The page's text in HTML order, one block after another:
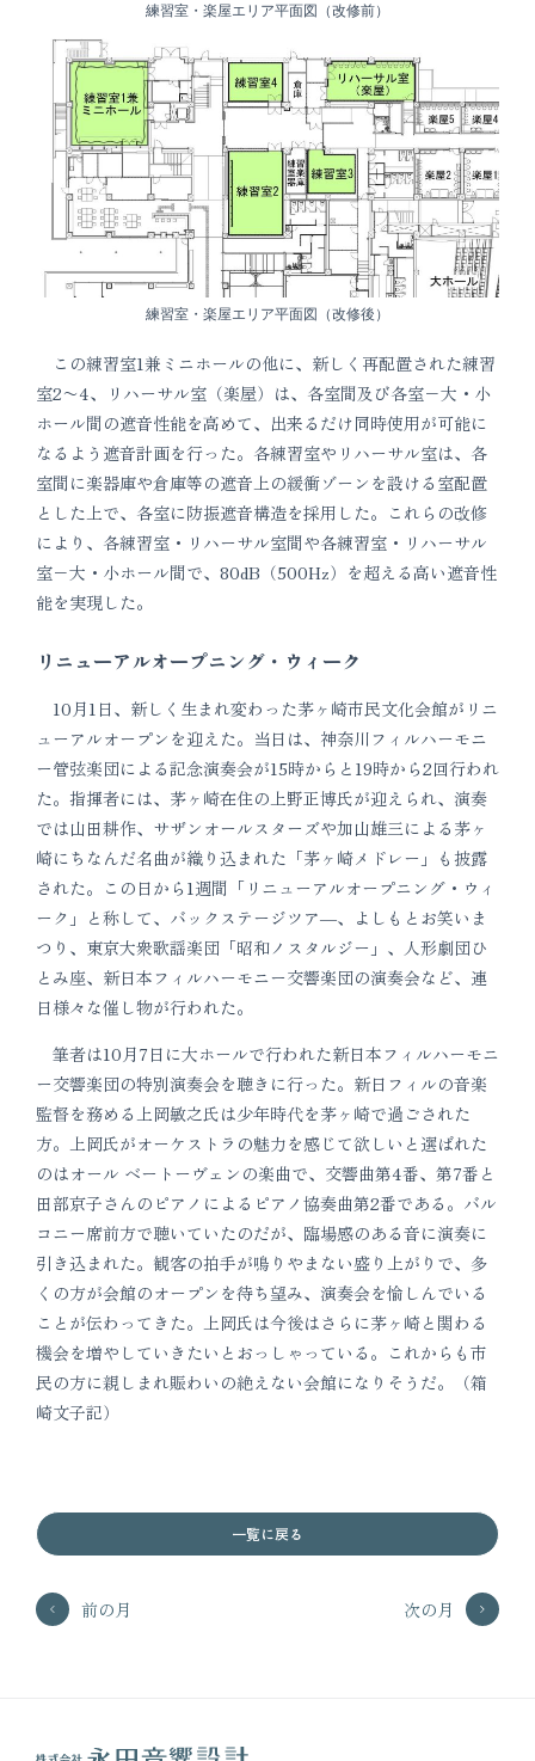
練習室・楽屋エリア平面図（改修前）
練習室・楽屋エリア平面図（改修後）
この練習室1兼ミニホールの他に、新しく再配置された練習
室2〜4、リハーサル室（楽屋）は、各室間及び各室−大・小
ホール間の遮音性能を高めて、出来るだけ同時使用が可能に
なるよう遮音計画を行った。各練習室やリハーサル室は、各
室間に楽器庫や倉庫等の遮音上の緩衝ゾーンを設ける室配置
とした上で、各室に防振遮音構造を採用した。これらの改修
により、各練習室・リハーサル室間や各練習室・リハーサル
室−大・小ホール間で、80dB（500Hz）を超える高い遮音性
能を実現した。
リニューアルオープニング・ウィーク
10月1日、新しく生まれ変わった茅ヶ崎市民文化会館がリニ
ューアルオープンを迎えた。当日は、神奈川フィルハーモニ
ー管弦楽団による記念演奏会が15時からと19時から2回行われ
た。指揮者には、茅ヶ崎在住の上野正博氏が迎えられ、演奏
では山田耕作、サザンオールスターズや加山雄三による茅ヶ
崎にちなんだ名曲が織り込まれた「茅ヶ崎メドレー」も披露
された。この日から1週間「リニューアルオープニング・ウィ
ーク」と称して、バックステージツア―、よしもとお笑いま
つり、東京大衆歌謡楽団「昭和ノスタルジー」、人形劇団ひ
とみ座、新日本フィルハーモニー交響楽団の演奏会など、連
日様々な催し物が行われた。
筆者は10月7日に大ホールで行われた新日本フィルハーモニ
ー交響楽団の特別演奏会を聴きに行った。新日フィルの音楽
監督を務める上岡敏之氏は少年時代を茅ヶ崎で過ごされた
方。上岡氏がオーケストラの魅力を感じて欲しいと選ばれた
のはオール ベートーヴェンの楽曲で、交響曲第4番、第7番と
田部京子さんのピアノによるピアノ協奏曲第2番である。バル
コニー席前方で聴いていたのだが、臨場感のある音に演奏に
引き込まれた。観客の拍手が鳴りやまない盛り上がりで、多
くの方が会館のオープンを待ち望み、演奏会を愉しんでいる
ことが伝わってきた。上岡氏は今後はさらに茅ヶ崎と関わる
機会を増やしていきたいとおっしゃっている。これからも市
民の方に親しまれ賑わいの絶えない会館になりそうだ。（箱
崎文子記）
前の月
一覧に戻る
次の月